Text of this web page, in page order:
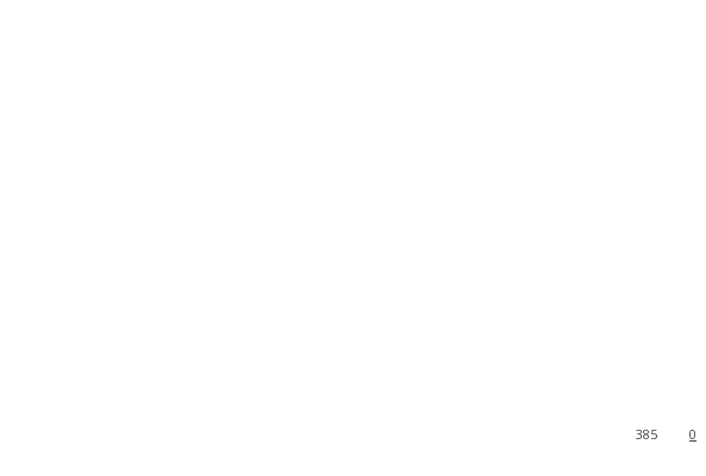
0
385